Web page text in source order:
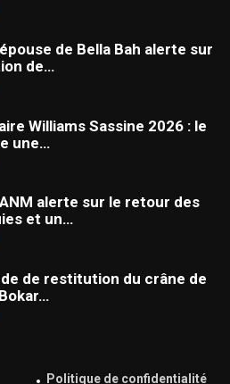
de Bella Bah alerte sur
de…
Williams Sassine 2026 : le
une…
alerte sur le retour des
et un…
de restitution du crâne de
Politique de confidentialité